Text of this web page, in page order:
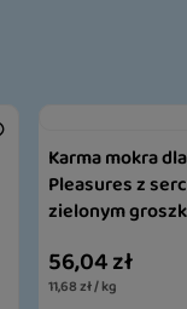
Karma mokra
Pleasures z
zielonym
56,04 zł
11,68 zł / kg